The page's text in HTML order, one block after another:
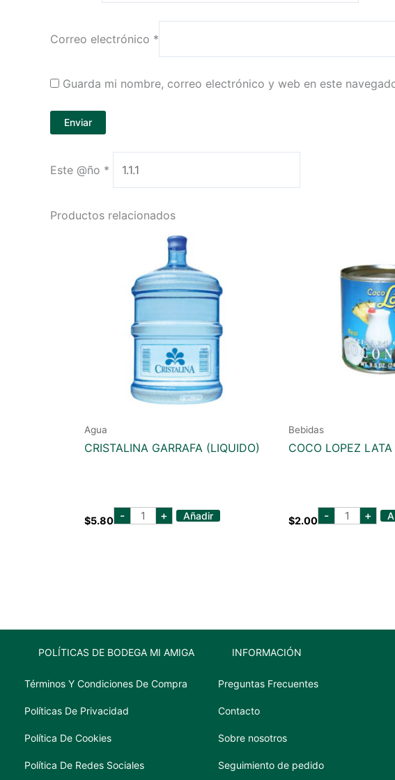
Correo electrónico *
Guarda mi nombre, correo electrónico y web en este
Este @ño *
Productos relacionados
Agua
CRISTALINA GARRAFA (LIQUIDO)
$5.80 - cristalina
garrafa
+ Añadir
Bebidas
COCO LOPEZ
$2.00 - coco
lopez
+
POLÍTICAS DE BODEGA MI AMIGA
Términos Y Condiciones De Compra
Políticas De Privacidad
Política De Cookies
Política De Redes Sociales
INFORMACIÓN
Preguntas Frecuentes
Contacto
Sobre nosotros
Seguimiento de pedido